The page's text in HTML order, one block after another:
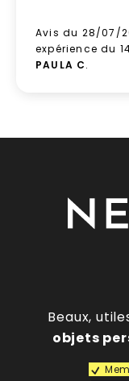
Avis du 28/07/
expérience du
PAULA C.
Beaux,
objets